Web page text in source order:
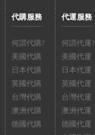
代購服務
何謂代購?
美國代購
日本代購
英國代購
台灣代購
澳洲代購
德國代購
代運服務
何謂代運?
美國代運
日本代運
英國代運
台灣代運
澳洲代運
德國代運